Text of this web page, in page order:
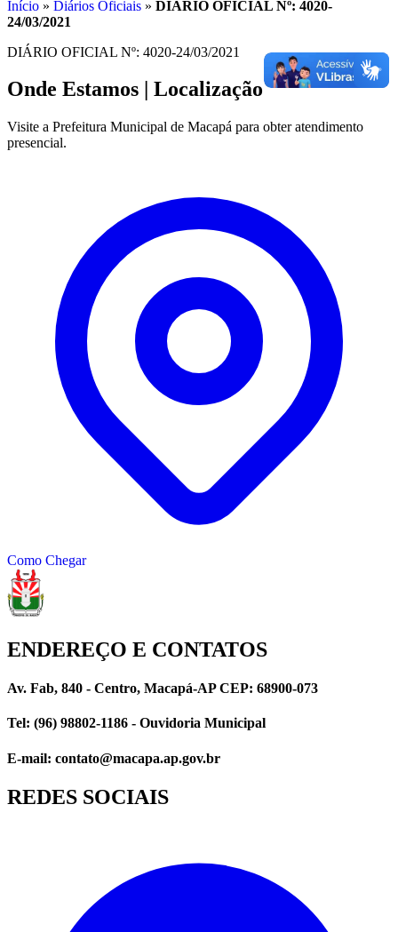
Início » Diários Oficiais » DIÁRIO OFICIAL Nº: 4020-
24/03/2021
DIÁRIO OFICIAL Nº: 4020-24/03/2021
Onde Estamos | Localização
Visite a Prefeitura Municipal de Macapá para obter atendimento
presencial.
Como Chegar
ENDEREÇO E CONTATOS
Av. Fab, 840 - Centro, Macapá-AP CEP: 68900-073
Tel: (96) 98802-1186 - Ouvidoria Municipal
E-mail: contato@macapa.ap.gov.br
REDES SOCIAIS